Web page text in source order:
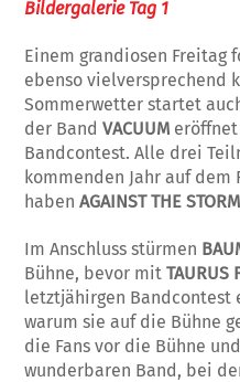
Bildergalerie Tag 1
Einem grandiosen Freitag
ebenso vielversprechend
Sommerwetter startet
der BandVACUUM
Bandcontest. Alle drei
kommenden Jahr auf dem
habenAGAINST THE STORM
Im Anschluss stürmen
Bühne, bevor mitTAURUS
letztjähirgen Bandcontest
warum sie auf die Bühne
die Fans vor die Bühne
wunderbaren Band, bei